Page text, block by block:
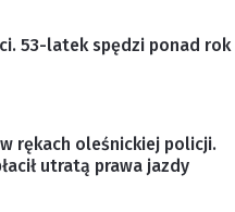
53-latek spędzi ponad rok
rękach oleśnickiej policji.
utratą prawa jazdy